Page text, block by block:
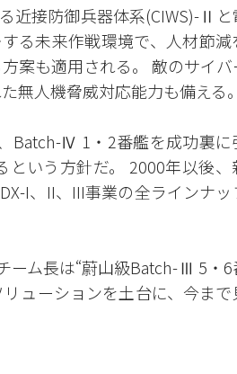
近接防御兵器体系(CIWS)-Ⅱと
る未来作戦環境で、人材節減
案も適用される。 敵のサイ
無人機脅威対応能力も備える。
Batch-Ⅳ 1・2番艦を成功裏に
いう方針だ。 2000年以後、
I、II、III事業の全ラインナ
ーム長は“蔚山級Batch-Ⅲ 5・6
ューションを土台に、今まで